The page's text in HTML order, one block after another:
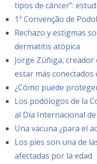
tipos de cáncer”:
1ª Convenção de
Rechazo y estigmas
dermatitis atópica
Jorge Zúñiga, creador
estar más conectados
¿Cómo puede
Los podólogos de la
al Día Internacional
Una vacuna ¿para el
Los pies son una de
afectadas por la edad